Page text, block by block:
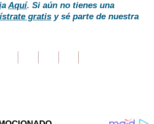
Aquí. Si aún no tienes una
gratis y sé parte de nuestra